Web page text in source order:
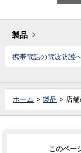
製品
携帯電話の電波防護
ホーム 製品 店
このペー